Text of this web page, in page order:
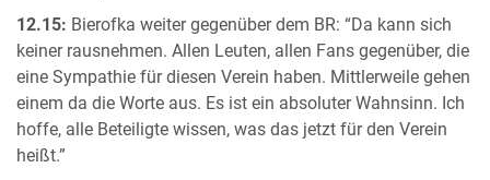
12.15: Bierofka weiter gegenüber dem BR: “Da kann sich
keiner rausnehmen. Allen Leuten, allen Fans gegenüber, die
eine Sympathie für diesen Verein haben. Mittlerweile gehen
einem da die Worte aus. Es ist ein absoluter Wahnsinn. Ich
hoffe, alle Beteiligte wissen, was das jetzt für den Verein
heißt.”